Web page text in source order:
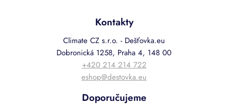
Kontakty
Climate CZ s.r.o. - Dešťovka.eu
Dobronická 1258, Praha 4, 148 00
+420 214 214 722
eshop@destovka.eu
Doporučujeme